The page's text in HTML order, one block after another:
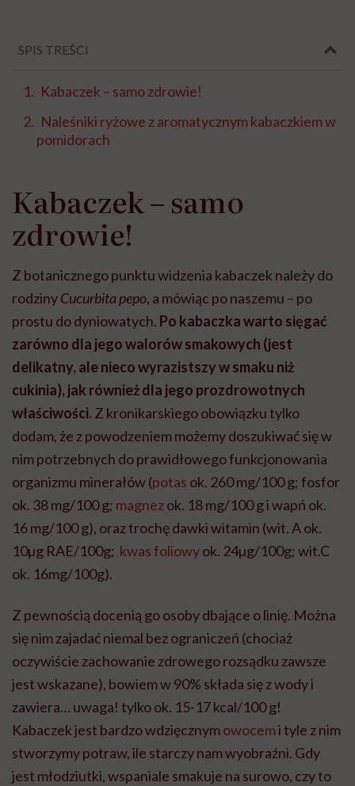
SPIS TREŚCI
Kabaczek – samo zdrowie!
Naleśniki ryżowe z aromatycznym kabaczkiem w
pomidorach
Kabaczek – samo
zdrowie!
Z botanicznego punktu widzenia kabaczek należy do
rodzinyCucurbita pepo, a mówiąc po naszemu – po
prostu do dyniowatych. Po kabaczka warto sięgać
zarówno dla jego walorów smakowych (jest
delikatny, ale nieco wyrazistszy w smaku niż
cukinia), jak również dla jego prozdrowotnych
właściwości. Z kronikarskiego obowiązku tylko
dodam, że z powodzeniem możemy doszukiwać się w
nim potrzebnych do prawidłowego funkcjonowania
organizmu minerałów (potas ok. 260 mg/100 g; fosfor
ok. 38 mg/100 g; magnezok. 18 mg/100 g i wapń ok.
16 mg/100 g), oraz trochę dawki witamin (wit. A ok.
10µg RAE/100g; kwas foliowyok. 24µg/100g; wit.C
ok. 16mg/100g).
Z pewnością docenią go osoby dbające o linię. Można
się nim zajadać niemal bez ograniczeń (chociaż
oczywiście zachowanie zdrowego rozsądku zawsze
jest wskazane), bowiem w 90% składa się z wody i
zawiera… uwaga! tylko ok. 15-17 kcal/100 g!
Kabaczek jest bardzo wdzięcznymowocemi tyle z nim
stworzymy potraw, ile starczy nam wyobraźni. Gdy
jest młodziutki, wspaniale smakuje na surowo, czy to